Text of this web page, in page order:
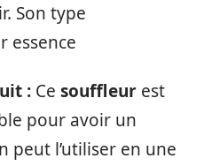
Son type
‎essence
: Ce souffleur est
pour avoir un
peut l’utiliser en une